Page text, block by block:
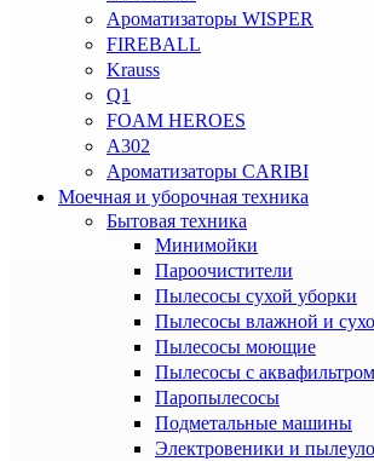
Ароматизаторы WISPER
FIREBALL
Krauss
Q1
FOAM HEROES
A302
Ароматизаторы CARIBI
Моечная и уборочная техника
Бытовая техника
Минимойки
Пароочистители
Пылесосы сухой уборки
Пылесосы влажной и
Пылесосы моющие
Пылесосы с аквафильтром
Паропылесосы
Подметальные машины
Электровеники и